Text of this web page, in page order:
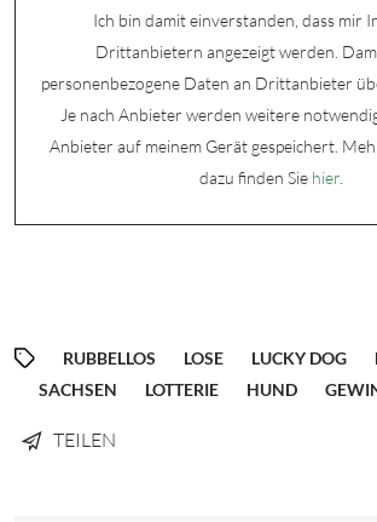
Ich bin damit einverstanden, dass mir
Drittanbietern angezeigt werden.
personenbezogene Daten an Drittanbieter
Je nach Anbieter werden weitere
Anbieter auf meinem Gerät gespeichert.
dazu finden Sie hier.
RUBBELLOS LOSE LUCKY DOG
SACHSEN
LOTTERIE HUND
TEILEN